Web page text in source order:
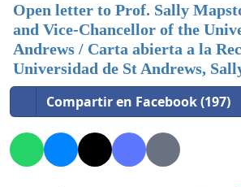
Open letter to Prof. Sally
and Vice-Chancellor of the
Andrews / Carta abierta a la
Universidad de St Andrews,
Compartir en Facebook (197)